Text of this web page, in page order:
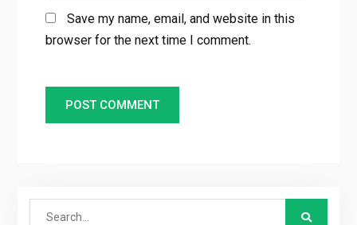
Save my name, email, and website in this
browser for the next time I comment.
Search